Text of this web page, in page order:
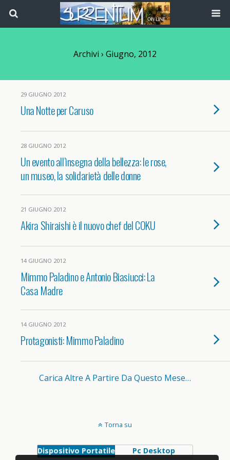
Archivi › Giugno, 2012
29 GIUGNO 2012
Una Notte per Caruso
28 GIUGNO 2012
Un evento all’insegna della bellezza: le rose,
un museo, la solidarietà delle donne
21 GIUGNO 2012
Akira Shiraishi è il nuovo chef del COKU
14 GIUGNO 2012
Mimmo Paladino e Antonio Biasiucci: La
Casa Madre
14 GIUGNO 2012
Protagonisti: Mimmo Paladino
Carica Altre A Partire Da Questo Mese…
Torna su
Dispositivo Portatile Pc Desktop